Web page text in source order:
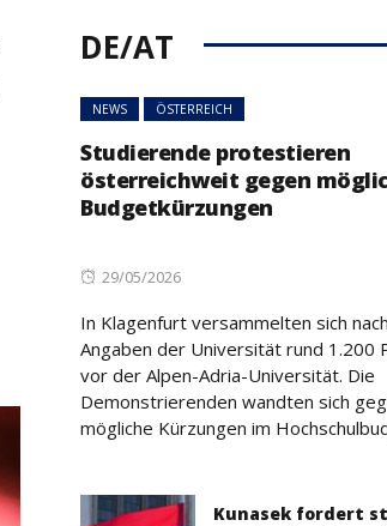
DE/AT
NEWS ÖSTERREICH
Studierende protestieren
österreichweit gegen
Budgetkürzungen
Posted
29/05/2026
In Klagenfurt versammelten sich nach
Angaben der Universität rund 1.200
vor der Alpen-Adria-Universität. Die
Demonstrierenden wandten sich
mögliche Kürzungen im
Kunasek fordert